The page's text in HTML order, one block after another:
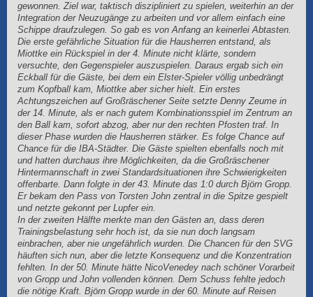
gewonnen. Ziel war, taktisch diszipliniert zu spielen, weiterhin an der
Integration der Neuzugänge zu arbeiten und vor allem einfach eine
Schippe draufzulegen. So gab es von Anfang an keinerlei Abtasten.
Die erste gefährliche Situation für die Hausherren entstand, als
Miottke ein Rückspiel in der 4. Minute nicht klärte, sondern
versuchte, den Gegenspieler auszuspielen. Daraus ergab sich ein
Eckball für die Gäste, bei dem ein Elster-Spieler völlig unbedrängt
zum Kopfball kam, Miottke aber sicher hielt. Ein erstes
Achtungszeichen auf Großräschener Seite setzte Denny Zeume in
der 14. Minute, als er nach gutem Kombinationsspiel im Zentrum an
den Ball kam, sofort abzog, aber nur den rechten Pfosten traf. In
dieser Phase wurden die Hausherren stärker. Es folge Chance auf
Chance für die IBA-Städter. Die Gäste spielten ebenfalls noch mit
und hatten durchaus ihre Möglichkeiten, da die Großräschener
Hintermannschaft in zwei Standardsituationen ihre Schwierigkeiten
offenbarte. Dann folgte in der 43. Minute das 1:0 durch Björn Gropp.
Er bekam den Pass von Torsten John zentral in die Spitze gespielt
und netzte gekonnt per Lupfer ein.
In der zweiten Hälfte merkte man den Gästen an, dass deren
Trainingsbelastung sehr hoch ist, da sie nun doch langsam
einbrachen, aber nie ungefährlich wurden. Die Chancen für den SVG
häuften sich nun, aber die letzte Konsequenz und die Konzentration
fehlten. In der 50. Minute hätte NicoVenedey nach schöner Vorarbeit
von Gropp und John vollenden können. Dem Schuss fehlte jedoch
die nötige Kraft. Björn Gropp wurde in der 60. Minute auf Reisen